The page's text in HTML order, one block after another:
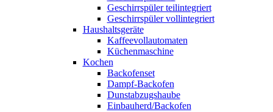
Geschirrspüler teilintegriert
Geschirrspüler vollintegriert
Haushaltsgeräte
Kaffeevollautomaten
Küchenmaschine
Kochen
Backofenset
Dampf-Backofen
Dunstabzugshaube
Einbauherd/Backofen